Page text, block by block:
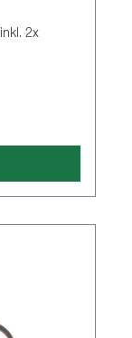
2x